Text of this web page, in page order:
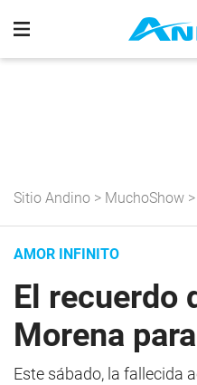
Sitio Andino > MuchoShow >
AMOR INFINITO
El recuerdo
Morena
Este sábado, la fallecida